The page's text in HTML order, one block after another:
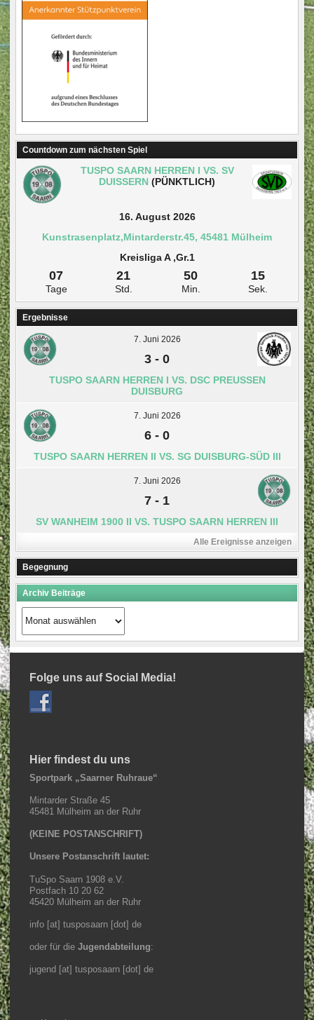
Countdown zum nächsten Spiel
TUSPO SAARN HERREN I VS. SV
DUISSERN (PÜNKTLICH)
16. August 2026
Kunstrasenplatz,Mintarderstr.45, 45481 Mülheim
Kreisliga A ,Gr.1
07
Tage
21
Std.
50
Min.
15
Sek.
Ergebnisse
7. Juni 2026
3 - 0
TUSPO SAARN HERREN I VS. DSC PREUSSEN D
UISBURG
7. Juni 2026
6 - 0
TUSPO SAARN HERREN II VS. SG DUISBURG-SÜD III
7. Juni 2026
7 - 1
SV WANHEIM 1900 II VS. TUSPO SAARN HERREN III
Alle Ereignisse anzeigen
Begegnung
Archiv Beiträge
Archiv
Beiträge
Folge uns auf Social Media!
Hier findest du uns
Sportpark „Saarner Ruhraue“
Mintarder Straße 45
45481 Mülheim an der Ruhr
(KEINE POSTANSCHRIFT)
Unsere Postanschrift lautet:
TuSpo Saarn 1908 e.V.
Postfach 10 20 62
45420 Mülheim an der Ruhr
info [at] tusposaarn [dot] de
oder für die Jugendabteilung:
jugend [at] tusposaarn [dot] de